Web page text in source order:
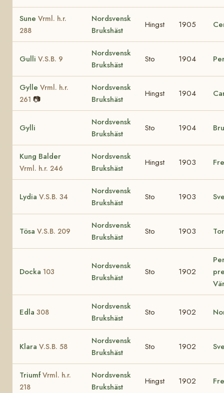
Sune Vrml. h.r.
288
Nordsvensk
Brukshäst
Hingst 1905
Gulli V.S.B. 9
Nordsvensk
Brukshäst
Sto 1904
Gylle Vrml. h.r.
261 📷
Nordsvensk
Brukshäst
Hingst 1904
Gylli
Nordsvensk
Brukshäst
Sto 1904
Kung Balder
Vrml. h.r. 246
Nordsvensk
Brukshäst
Hingst 1903
Lydia V.S.B. 34
Nordsvensk
Brukshäst
Sto 1903
Tösa V.S.B. 209
Nordsvensk
Brukshäst
Sto 1903
Docka 103
Nordsvensk
Brukshäst
Sto 1902
Edla 308
Nordsvensk
Brukshäst
Sto 1902
Klara V.S.B. 58
Nordsvensk
Brukshäst
Sto 1902
TriumfVrml. h.r.
218
Nordsvensk
Brukshäst
Hingst 1902